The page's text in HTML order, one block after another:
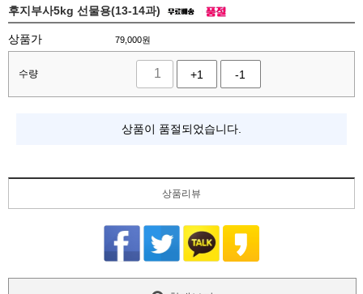
후지부사5kg 선물용(13-14과)
상품가 79,000원
수량 +1 -1
상품이 품절되었습니다.
상품리뷰